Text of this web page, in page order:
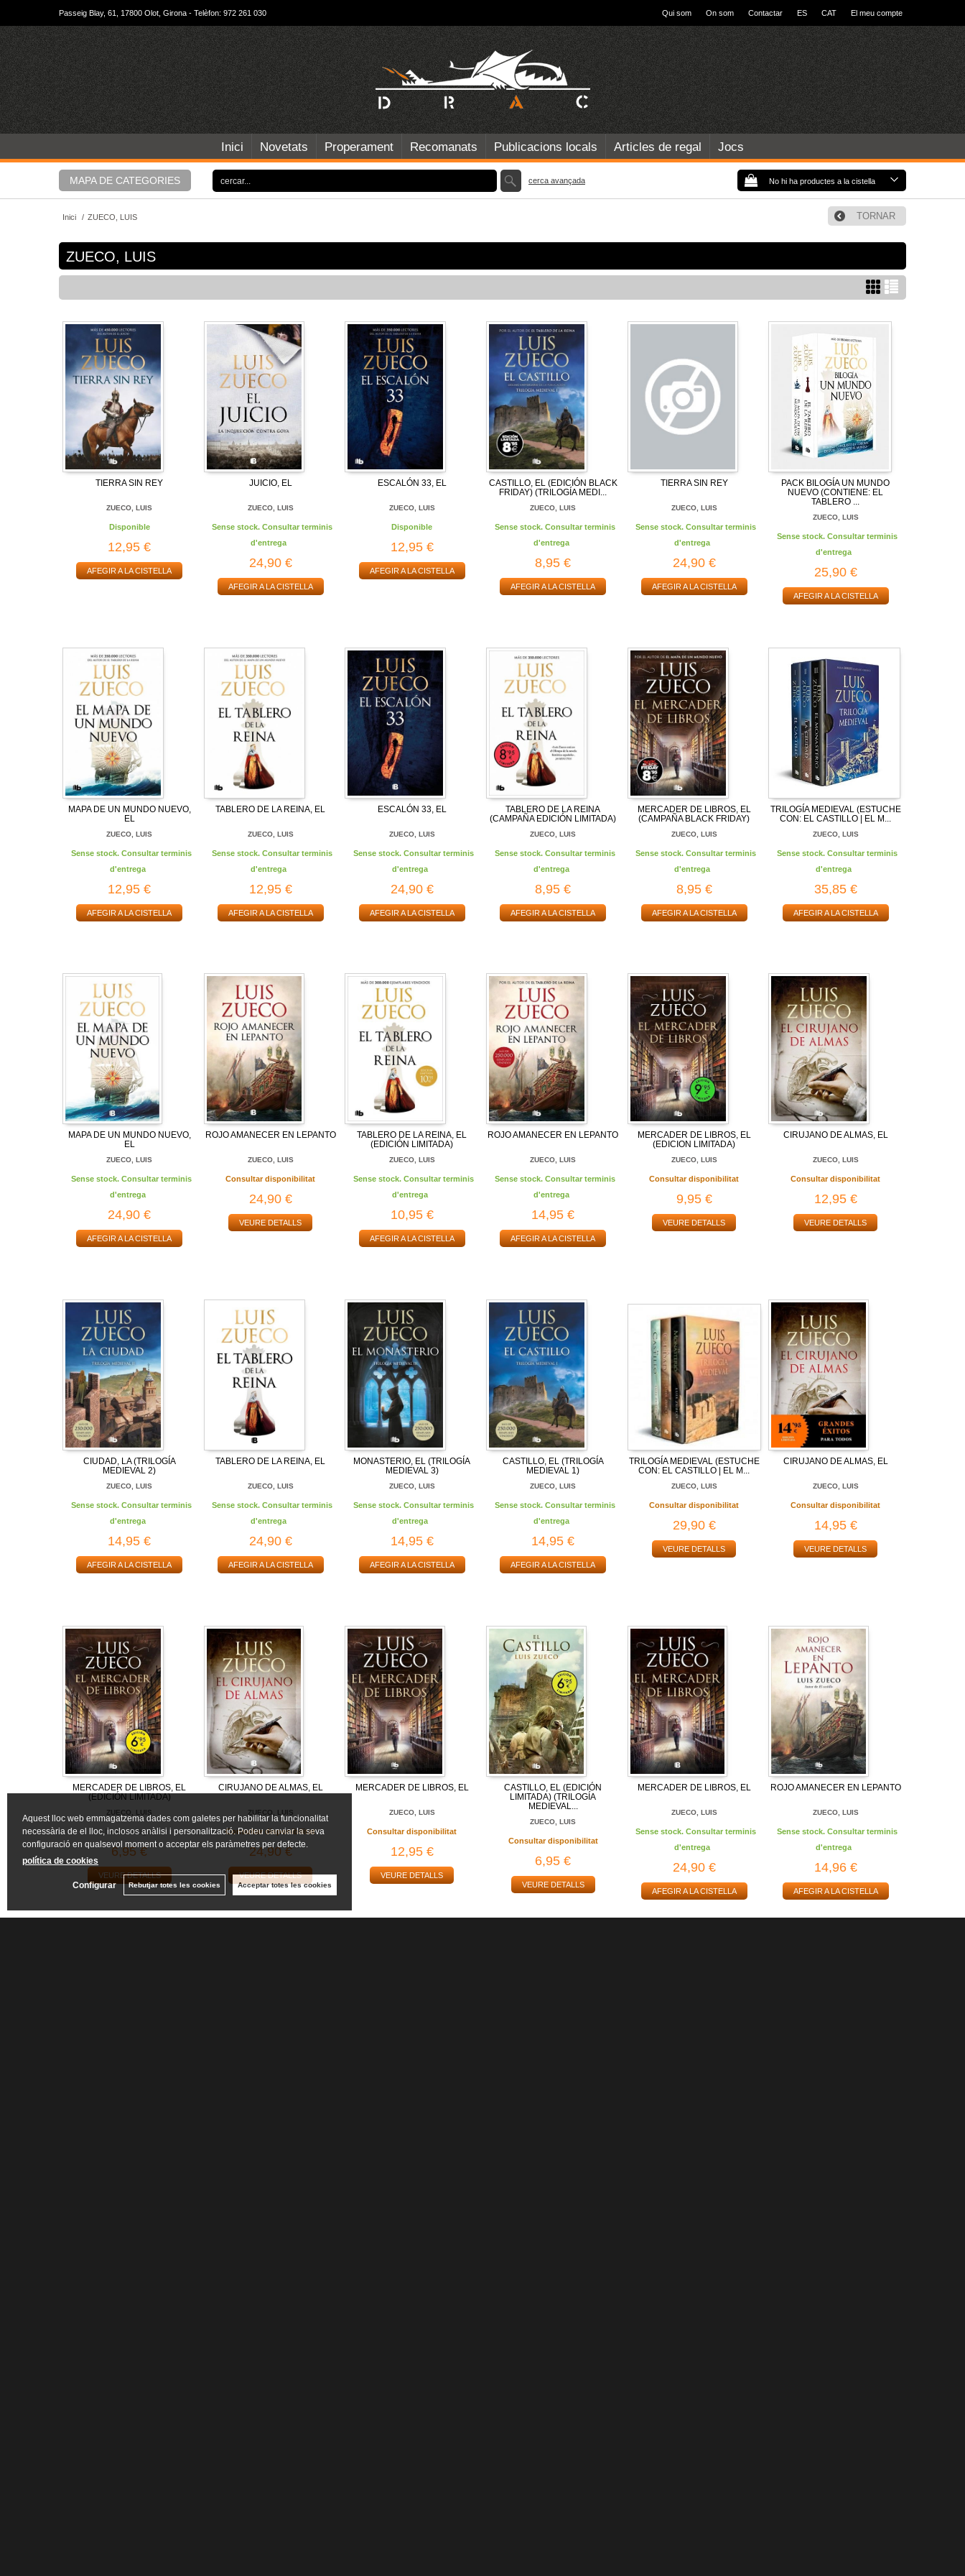
Passeig Blay, 61, 17800 Olot, Girona - Telèfon: 972 261 030 Qui som On som Contactar ES CAT El meu compte
Inici Novetats Properament Recomanats Publicacions locals Articles de regal Jocs
MAPA DE CATEGORIES No hi ha productes a la cistella
cerca avançada
Inici / ZUECO, LUIS TORNAR
ZUECO, LUIS
TIERRA SIN REY
ZUECO, LUIS
Disponible
12,95 €
AFEGIR A LA CISTELLA
JUICIO, EL
ZUECO, LUIS
Sense stock. Consultar terminis
d'entrega
24,90 €
AFEGIR A LA CISTELLA
ESCALÓN 33, EL
ZUECO, LUIS
Disponible
12,95 €
AFEGIR A LA CISTELLA
CASTILLO, EL (EDICIÓN BLACK
FRIDAY) (TRILOGÍA MEDI...
ZUECO, LUIS
Sense stock. Consultar terminis
d'entrega
8,95 €
AFEGIR A LA CISTELLA
TIERRA SIN REY
ZUECO, LUIS
Sense stock. Consultar terminis
d'entrega
24,90 €
AFEGIR A LA CISTELLA
PACK BILOGÍA UN MUNDO
NUEVO (CONTIENE: EL
TABLERO ...
ZUECO, LUIS
Sense stock. Consultar terminis
d'entrega
25,90 €
AFEGIR A LA CISTELLA
MAPA DE UN MUNDO NUEVO,
EL
ZUECO, LUIS
Sense stock. Consultar terminis
d'entrega
12,95 €
AFEGIR A LA CISTELLA
TABLERO DE LA REINA, EL
ZUECO, LUIS
Sense stock. Consultar terminis
d'entrega
12,95 €
AFEGIR A LA CISTELLA
ESCALÓN 33, EL
ZUECO, LUIS
Sense stock. Consultar terminis
d'entrega
24,90 €
AFEGIR A LA CISTELLA
TABLERO DE LA REINA
(CAMPAÑA EDICIÓN LIMITADA)
ZUECO, LUIS
Sense stock. Consultar terminis
d'entrega
8,95 €
AFEGIR A LA CISTELLA
MERCADER DE LIBROS, EL
(CAMPAÑA BLACK FRIDAY)
ZUECO, LUIS
Sense stock. Consultar terminis
d'entrega
8,95 €
AFEGIR A LA CISTELLA
TRILOGÍA MEDIEVAL (ESTUCHE
CON: EL CASTILLO | EL M...
ZUECO, LUIS
Sense stock. Consultar terminis
d'entrega
35,85 €
AFEGIR A LA CISTELLA
MAPA DE UN MUNDO NUEVO,
EL
ZUECO, LUIS
Sense stock. Consultar terminis
d'entrega
24,90 €
AFEGIR A LA CISTELLA
ROJO AMANECER EN LEPANTO
ZUECO, LUIS
Consultar disponibilitat
24,90 €
VEURE DETALLS
TABLERO DE LA REINA, EL
(EDICIÓN LIMITADA)
ZUECO, LUIS
Sense stock. Consultar terminis
d'entrega
10,95 €
AFEGIR A LA CISTELLA
ROJO AMANECER EN LEPANTO
ZUECO, LUIS
Sense stock. Consultar terminis
d'entrega
14,95 €
AFEGIR A LA CISTELLA
MERCADER DE LIBROS, EL
(EDICION LIMITADA)
ZUECO, LUIS
Consultar disponibilitat
9,95 €
VEURE DETALLS
CIRUJANO DE ALMAS, EL
ZUECO, LUIS
Consultar disponibilitat
12,95 €
VEURE DETALLS
CIUDAD, LA (TRILOGÍA
MEDIEVAL 2)
ZUECO, LUIS
Sense stock. Consultar terminis
d'entrega
14,95 €
AFEGIR A LA CISTELLA
TABLERO DE LA REINA, EL
ZUECO, LUIS
Sense stock. Consultar terminis
d'entrega
24,90 €
AFEGIR A LA CISTELLA
MONASTERIO, EL (TRILOGÍA
MEDIEVAL 3)
ZUECO, LUIS
Sense stock. Consultar terminis
d'entrega
14,95 €
AFEGIR A LA CISTELLA
CASTILLO, EL (TRILOGÍA
MEDIEVAL 1)
ZUECO, LUIS
Sense stock. Consultar terminis
d'entrega
14,95 €
AFEGIR A LA CISTELLA
TRILOGÍA MEDIEVAL (ESTUCHE
CON: EL CASTILLO | EL M...
ZUECO, LUIS
Consultar disponibilitat
29,90 €
VEURE DETALLS
CIRUJANO DE ALMAS, EL
ZUECO, LUIS
Consultar disponibilitat
14,95 €
VEURE DETALLS
MERCADER DE LIBROS, EL
(EDICIÓN LIMITADA)
ZUECO, LUIS
Descatalogat
6,95 €
VEURE DETALLS
CIRUJANO DE ALMAS, EL
ZUECO, LUIS
Consultar disponibilitat
24,90 €
VEURE DETALLS
MERCADER DE LIBROS, EL
ZUECO, LUIS
Consultar disponibilitat
12,95 €
VEURE DETALLS
CASTILLO, EL (EDICIÓN
LIMITADA) (TRILOGÍA
MEDIEVAL...
ZUECO, LUIS
Consultar disponibilitat
6,95 €
VEURE DETALLS
MERCADER DE LIBROS, EL
ZUECO, LUIS
Sense stock. Consultar terminis
d'entrega
24,90 €
AFEGIR A LA CISTELLA
ROJO AMANECER EN LEPANTO
ZUECO, LUIS
Sense stock. Consultar terminis
d'entrega
14,96 €
AFEGIR A LA CISTELLA
Aquest lloc web emmagatzema dades com galetes per habilitar la funcionalitat
necessària de el lloc, inclosos anàlisi i personalització. Podeu canviar la seva
configuració en qualsevol moment o acceptar els paràmetres per defecte.
política de cookies
Configurar Rebutjar totes les cookies Acceptar totes les cookies